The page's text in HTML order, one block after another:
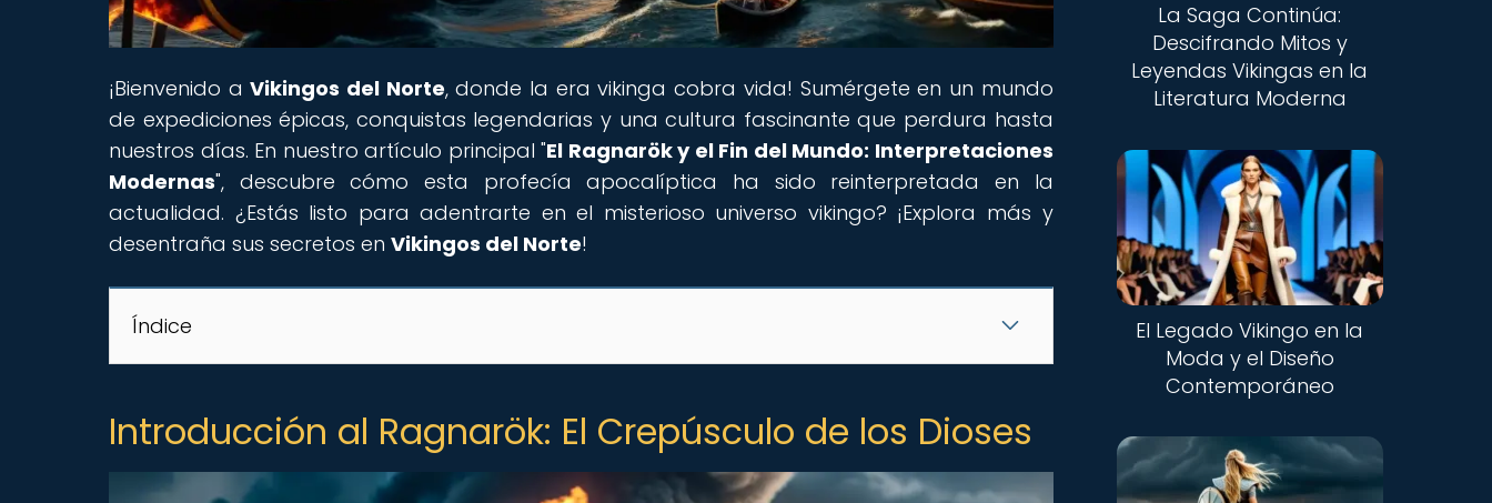
¡Bienvenido aVikingos del Norte, donde la era vikinga cobra vida! Sumérgete en un mundo
de expediciones épicas, conquistas legendarias y una cultura fascinante que perdura hasta
nuestros días. En nuestro artículo principal "El Ragnarök y el Fin del Mundo: Interpretaciones
Modernas", descubre cómo esta profecía apocalíptica ha sido reinterpretada en la
actualidad. ¿Estás listo para adentrarte en el misterioso universo vikingo? ¡Explora más y
desentraña sus secretos en Vikingos del Norte!
Índice
Introducción al Ragnarök: El Crepúsculo de los Dioses
La Saga Continúa:
Descifrando Mitos y
Leyendas Vikingas en la
Literatura Moderna
El Legado Vikingo en la
Moda y el Diseño
Contemporáneo